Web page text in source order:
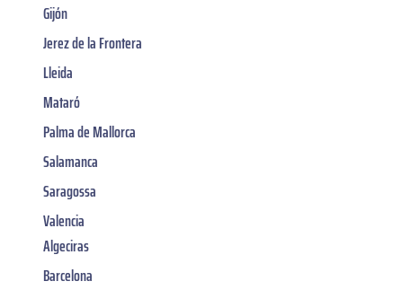
Gijón
Jerez de la Frontera
Lleida
Mataró
Palma de Mallorca
Salamanca
Saragossa
Valencia
Algeciras
Barcelona